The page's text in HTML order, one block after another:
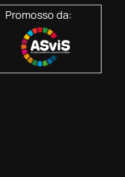
Promosso da: